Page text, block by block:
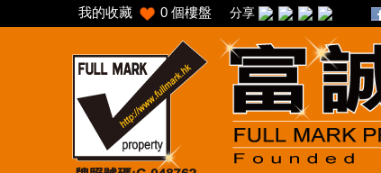
我的收藏 0 個樓盤 分享